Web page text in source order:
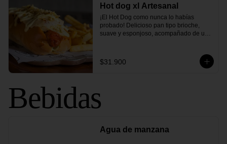
Hot dog xl Artesanal
¡El Hot Dog como nunca lo habías
probado! Delicioso pan tipo brioche,
suave y esponjoso, acompañado de una
mozzarella gratinado, tocineta ahumada,
ripio de papa, pepinillos agridulces y
$31.900
Bebidas
Agua de manzana